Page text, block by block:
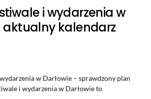
i wydarzenia w
aktualny kalendarz
w Darłowie – sprawdzony plan
i wydarzenia w Darłowie to